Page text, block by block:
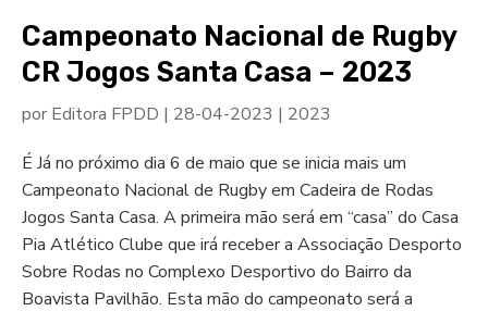
Campeonato Nacional de Rugby
CR Jogos Santa Casa – 2023
por Editora FPDD | 28-04-2023 | 2023
É Já no próximo dia 6 de maio que se inicia mais um
Campeonato Nacional de Rugby em Cadeira de Rodas
Jogos Santa Casa. A primeira mão será em “casa” do Casa
Pia Atlético Clube que irá receber a Associação Desporto
Sobre Rodas no Complexo Desportivo do Bairro da
Boavista Pavilhão. Esta mão do campeonato será a